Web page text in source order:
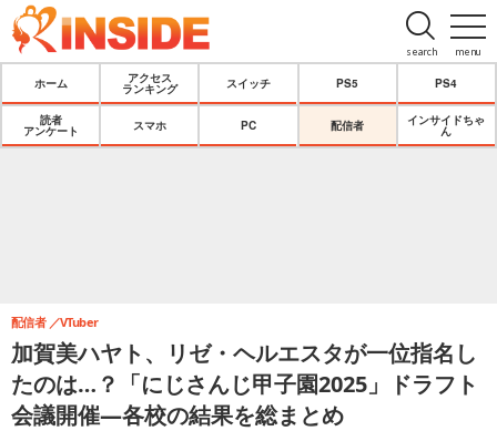
menu
search
ホーム
アクセス
ランキング
スイッチ PS5 PS4
読者
アンケート
スマホ PC 配信者
インサイドちゃ
ん
加賀美ハヤト、リゼ・ヘルエスタが一位指名し
たのは…？「にじさんじ甲子園2025」ドラフト
会議開催―各校の結果を総まとめ
配信者 VTuber